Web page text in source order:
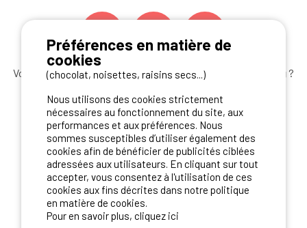
Vous souhaitez bénéficier desmeilleures offres camping ?
S'ABONNER
NOS PARTENAIRES
Préférences en matière de
cookies
(chocolat, noisettes, raisins secs...)
Nous utilisons des cookies strictement
nécessaires au fonctionnement du site, aux
performances et aux préférences. Nous
sommes susceptibles d’utiliser également des
cookies afin de bénéficier de publicités ciblées
adressées aux utilisateurs. En cliquant sur tout
accepter, vous consentez à l'utilisation de ces
cookies aux fins décrites dans notre politique
en matière de cookies.
Pour en savoir plus, cliquez ici